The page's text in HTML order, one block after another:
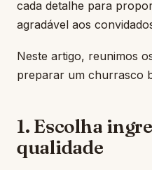
cada detalhe para
agradável aos
Neste artigo, reunimos
preparar um churrasco
1. Escolha
qualidade